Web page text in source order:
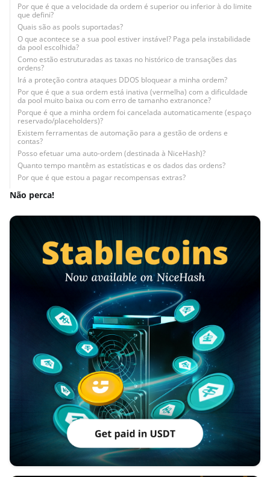
Por que é que a velocidade da ordem é superior ou inferior à do limite
que defini?
Quais são as pools suportadas?
O que acontece se a sua pool estiver instável? Paga pela instabilidade
da pool escolhida?
Como estão estruturadas as taxas no histórico de transações das
ordens?
Irá a proteção contra ataques DDOS bloquear a minha ordem?
Por que é que a sua ordem está inativa (vermelha) com a dificuldade
da pool muito baixa ou com erro de tamanho extranonce?
Porque é que a minha ordem foi cancelada automaticamente (espaço
reservado/placeholders)?
Existem ferramentas de automação para a gestão de ordens e
contas?
Posso efetuar uma auto-ordem (destinada à NiceHash)?
Quanto tempo mantêm as estatísticas e os dados das ordens?
Por que é que estou a pagar recompensas extras?
Não perca!